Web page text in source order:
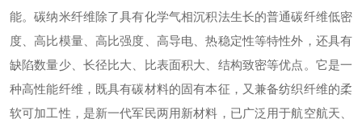
能。碳纳米纤维除了具有化学气相沉积法生长的普通碳纤维低密
度、高比模量、高比强度、高导电、热稳定性等特性外，还具有
缺陷数量少、长径比大、比表面积大、结构致密等优点。它是一
种高性能纤维，既具有碳材料的固有本征，又兼备纺织纤维的柔
软可加工性，是新一代军民两用新材料，已广泛用于航空航天、